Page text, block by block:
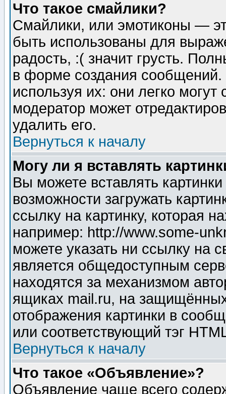
Что такое смайлики?
Смайлики, или эмотиконы —
быть использованы для
радость, :( значит грусть.
в форме создания сообщений.
используя их: они легко
модератор может
удалить его.
Вернуться к началу
Могу ли я вставлять
Вы можете вставлять
возможности загружать
ссылку на картинку, которая
например: http://www.some-
можете указать ни ссылку на
является общедоступным
находятся за механизмом
ящиках mail.ru, на
отображения картинки в
или соответствующий тэг
Вернуться к началу
Что такое «Объявление»?
Объявление чаще всего